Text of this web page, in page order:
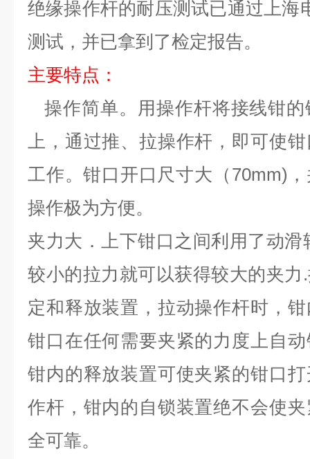
绝缘操作杆的耐压测试已通过上海
测试，并已拿到了检定报告。
主要特点：
操作简单。用操作杆将接线钳
上，通过推、拉操作杆，即可使
工作。钳口开口尺寸大（70mm)
操作极为方便。
夹力大．上下钳口之间利用了动
较小的拉力就可以获得较大的夹
定和释放装置，拉动操作杆时，
钳口在任何需要夹紧的力度上自
钳内的释放装置可使夹紧的钳口
作杆，钳内的自锁装置绝不会使
全可靠。